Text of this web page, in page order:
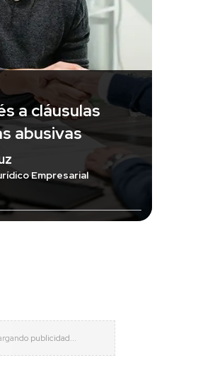
a cláusulas
abusivas
Empresarial